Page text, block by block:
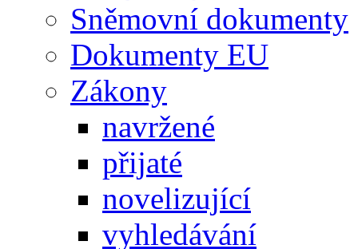
Sněmovní dokumenty
Dokumenty EU
Zákony
navržené
přijaté
novelizující
vyhledávání